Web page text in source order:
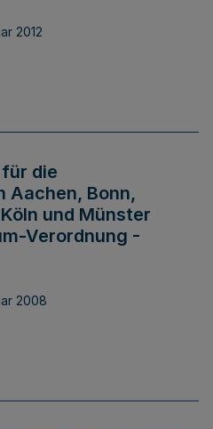
2012
die
Aachen, Bonn,
und Münster
Verordnung -
2008